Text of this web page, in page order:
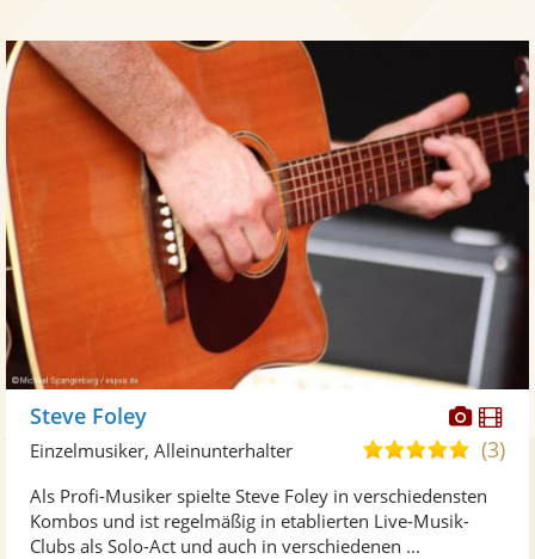
Fotos
Steve Foley
5,0
5
(3)
Einzelmusiker, Alleinunterhalter
Als Profi-Musiker spielte Steve Foley in verschiedensten
Kombos und ist regelmäßig in etablierten Live-Musik-
Clubs als Solo-Act und auch in verschiedenen ...